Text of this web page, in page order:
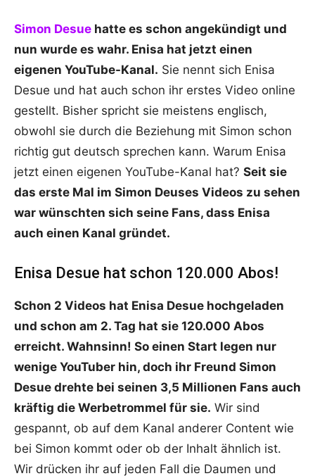
Simon Desue hatte es schon angekündigt und
nun wurde es wahr. Enisa hat jetzt einen
eigenen YouTube-Kanal. Sie nennt sich Enisa
Desue und hat auch schon ihr erstes Video online
gestellt. Bisher spricht sie meistens englisch,
obwohl sie durch die Beziehung mit Simon schon
richtig gut deutsch sprechen kann. Warum Enisa
jetzt einen eigenen YouTube-Kanal hat? Seit sie
das erste Mal im Simon Deuses Videos zu sehen
war wünschten sich seine Fans, dass Enisa
auch einen Kanal gründet.
Enisa Desue hat schon 120.000 Abos!
Schon 2 Videos hat Enisa Desue hochgeladen
und schon am 2. Tag hat sie 120.000 Abos
erreicht. Wahnsinn! So einen Start legen nur
wenige YouTuber hin, doch ihr Freund Simon
Desue drehte bei seinen 3,5 Millionen Fans auch
kräftig die Werbetrommel für sie. Wir sind
gespannt, ob auf dem Kanal anderer Content wie
bei Simon kommt oder ob der Inhalt ähnlich ist.
Wir drücken ihr auf jeden Fall die Daumen und